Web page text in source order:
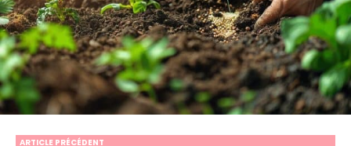
ARTICLE PRÉCÉDENT